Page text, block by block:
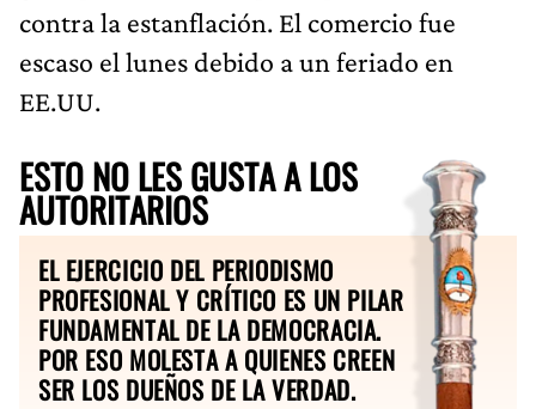
contra la estanflación. El comercio fue
escaso el lunes debido a un feriado en
EE.UU.
ESTO NO LES GUSTA A LOS
AUTORITARIOS
EL EJERCICIO DEL PERIODISMO
PROFESIONAL Y CRÍTICO ES UN PILAR
FUNDAMENTAL DE LA DEMOCRACIA.
POR ESO MOLESTA A QUIENES CREEN
SER LOS DUEÑOS DE LA VERDAD.